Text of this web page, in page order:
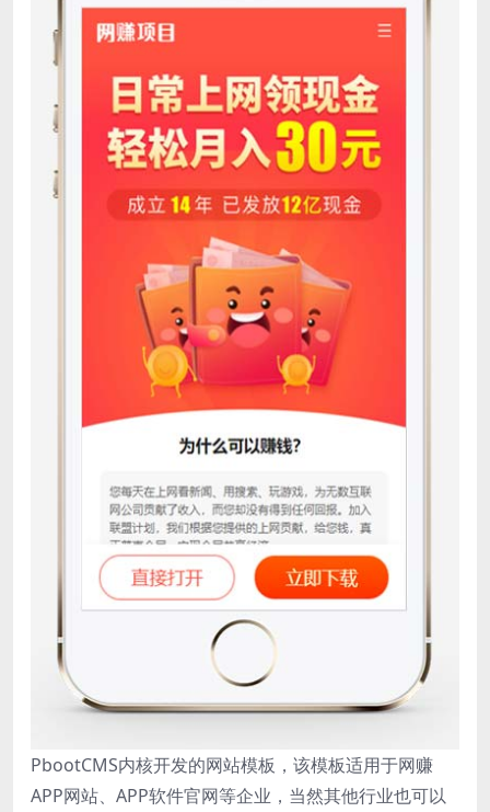
PbootCMS内核开发的网站模板，该模板适用于网赚
APP网站、APP软件官网等企业，当然其他行业也可以